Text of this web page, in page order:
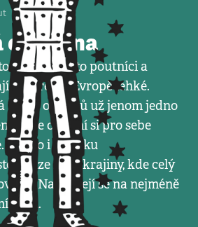
divočina
vypadá, že to poutníci a
ve střední Evropě lehké.
podle odhadů už jenom jedno
vše ostatní si pro sebe
Přesto i v Česku
lze najít krajiny, kde celý
Nacházejí se na nejméně